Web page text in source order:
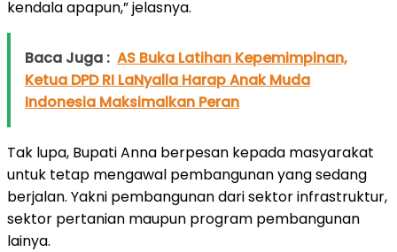
kendala apapun,” jelasnya.
Baca Juga : AS Buka Latihan Kepemimpinan,
Ketua DPD RI LaNyalla Harap Anak Muda
Indonesia Maksimalkan Peran
Tak lupa, Bupati Anna berpesan kepada masyarakat
untuk tetap mengawal pembangunan yang sedang
berjalan. Yakni pembangunan dari sektor infrastruktur,
sektor pertanian maupun program pembangunan
lainya.